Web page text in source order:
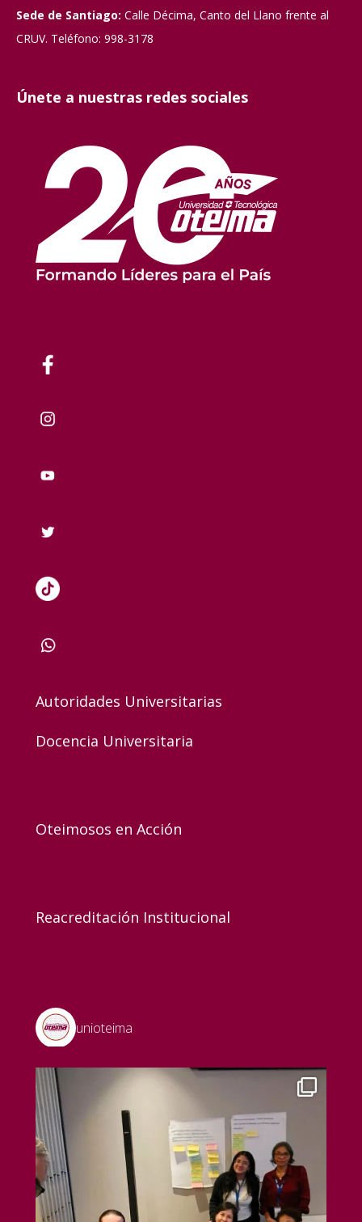
Sede de Santiago: Calle Décima, Canto del Llano frente al
CRUV. Teléfono: 998-3178
Únete a nuestras redes sociales
Autoridades Universitarias
Docencia Universitaria
Oteimosos en Acción
Reacreditación Institucional
unioteima